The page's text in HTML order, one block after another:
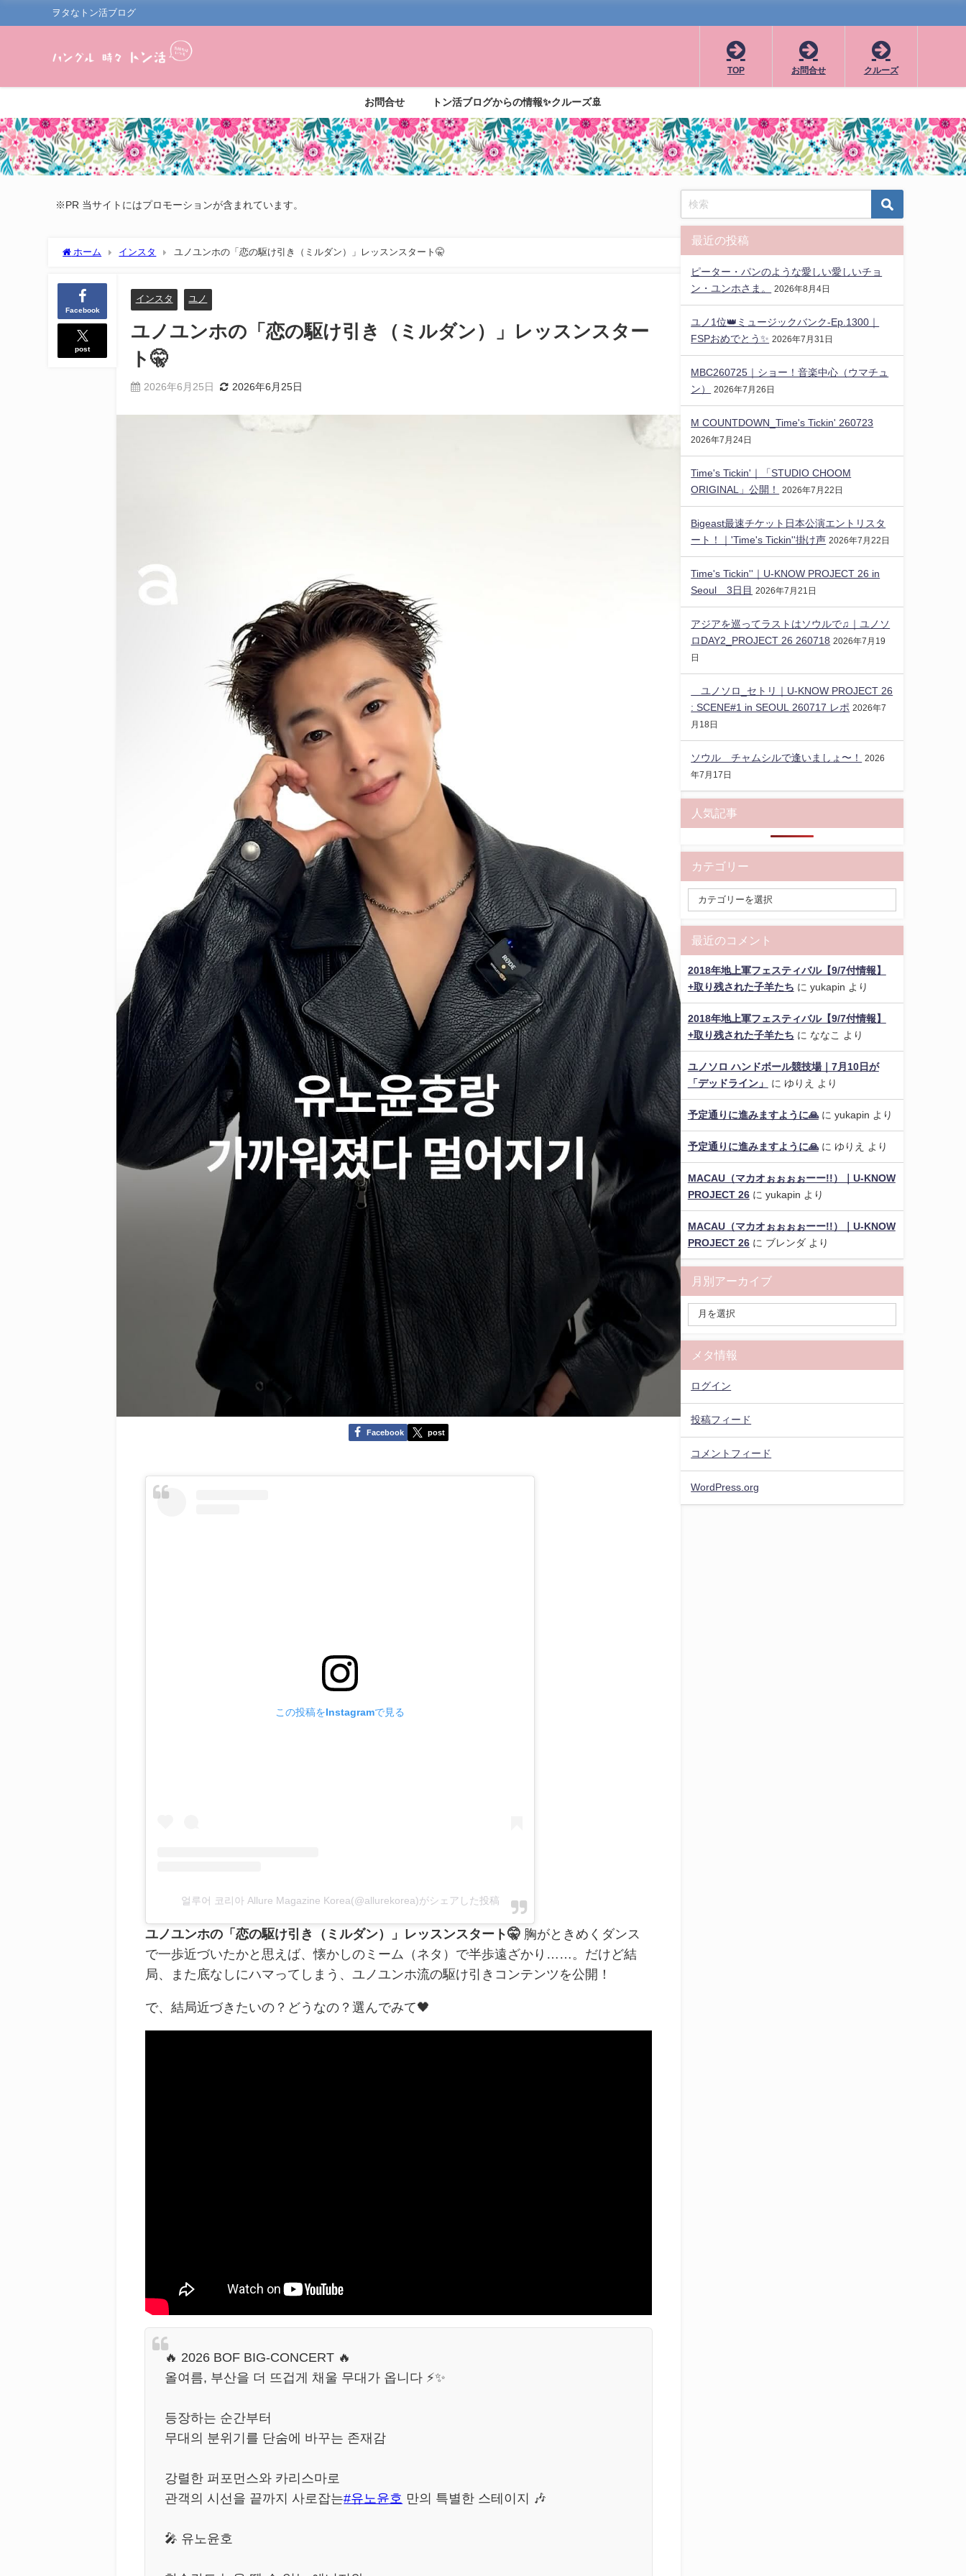
ヲタなトン活ブログ
TOP お問合せ クルーズ
お問合せ トン活ブログからの情報✨クルーズ🚢
※PR 当サイトにはプロモーションが含まれています。
ホーム インスタ ユノユンホの「恋の駆け引き（ミルダン）」レッスンスタート🤫
Facebook
post
インスタ ユノ
ユノユンホの「恋の駆け引き（ミルダン）」レッスンスター
ト🤫
2026年6月25日 2026年6月25日
Facebook post
この投稿をInstagramで見る
얼루어 코리아 Allure Magazine Korea(@allurekorea)がシェアした投稿
ユノユンホの「恋の駆け引き（ミルダン）」レッスンスタート🤫 胸がときめくダンス
で一歩近づいたかと思えば、懐かしのミーム（ネタ）で半歩遠ざかり……。だけど結
局、また底なしにハマってしまう、ユノユンホ流の駆け引きコンテンツを公開！
で、結局近づきたいの？どうなの？選んでみて🖤
🔥 2026 BOF BIG-CONCERT 🔥
올여름, 부산을 더 뜨겁게 채울 무대가 옵니다 ⚡✨
등장하는 순간부터
무대의 분위기를 단숨에 바꾸는 존재감
강렬한 퍼포먼스와 카리스마로
관객의 시선을 끝까지 사로잡는#유노윤호 만의 특별한 스테이지 🎶
🎤 유노윤호
最近の投稿
ピーター・パンのような愛しい愛しいチョ
ン・ユンホさま。
2026年8月4日
ユノ1位👑ミュージックバンク-Ep.1300｜
FSPおめでとう✨️ 2026年7月31日
MBC260725｜ショー！音楽中心（ウマチュ
ン）
2026年7月26日
M COUNTDOWN_Time's Tickin' 260723
2026年7月24日
Time's Tickin'｜「STUDIO CHOOM
ORIGINAL」公開！
2026年7月22日
Bigeast最速チケット日本公演エントリスタ
ート！｜'Time's Tickin''掛け声 2026年7月22日
Time's Tickin''｜U-KNOW PROJECT 26 in
Seoul 3日目 2026年7月21日
アジアを巡ってラストはソウルで♫｜ユノソ
ロDAY2_PROJECT 26 260718 2026年7月19
日
ユノソロ_セトリ｜U-KNOW PROJECT 26
: SCENE#1 in SEOUL 260717 レポ 2026年7
月18日
ソウル チャムシルで逢いましょ〜！
2026
年7月17日
人気記事
カテゴリー
最近のコメント
2018年地上軍フェスティバル【9/7付情報】
+取り残された子羊たち に yukapin より
2018年地上軍フェスティバル【9/7付情報】
+取り残された子羊たち に ななこ より
ユノソロ ハンドボール競技場｜7月10日が
「デッドライン」
に ゆりえ より
予定通りに進みますように🙏に yukapin より
予定通りに進みますように🙏に ゆりえ より
MACAU（マカオぉぉぉぉーー!!）｜U-KNOW
PROJECT 26に yukapin より
MACAU（マカオぉぉぉぉーー!!）｜U-KNOW
PROJECT 26に ブレンダより
月別アーカイブ
メタ情報
ログイン
投稿フィード
コメントフィード
WordPress.org